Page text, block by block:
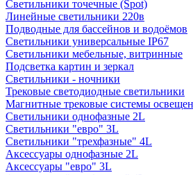
Светильники точечные (Spot)
Линейные светильники 220в
Подводные для бассейнов и водоёмов
Светильники универсальные IP67
Светильники мебельные, витринные
Подсветка картин и зеркал
Светильники - ночники
Трековые светодиодные светильники
Магнитные трековые системы
Светильники однофазные 2L
Светильники "евро" 3L
Светильники "трехфазные" 4L
Аксессуары однофазные 2L
Аксессуары "евро" 3L